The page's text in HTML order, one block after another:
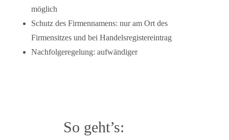
möglich
Schutz des Firmennamens: nur am Ort des
Firmensitzes und bei Handelsregistereintrag
Nachfolgeregelung: aufwändiger
So geht’s: